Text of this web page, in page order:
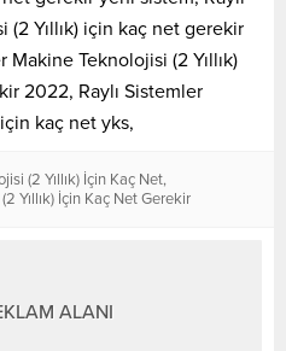
Yıllık) için kaç net gerekir
Teknolojisi (2 Yıllık)
2022, Raylı Sistemler
kaç net yks,
(2 Yıllık) İçin Kaç Net,
Yıllık) İçin Kaç Net Gerekir
ALANI